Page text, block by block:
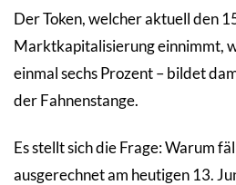
Der Token, welcher aktuell den
Marktkapitalisierung einnimmt,
einmal sechs Prozent – bildet
der Fahnenstange.
Es stellt sich die Frage: Warum
ausgerechnet am heutigen 13.